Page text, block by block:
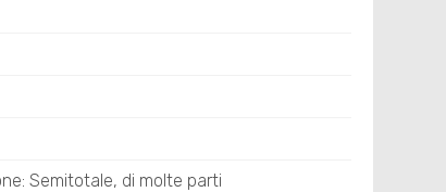
Semitotale, di molte parti